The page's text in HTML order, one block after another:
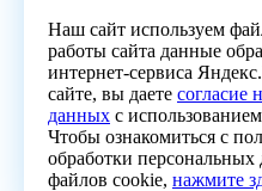
Наш сайт используем
работы сайта данные
интернет-сервиса
сайте, вы даете согласие
данных с
Чтобы ознакомиться с
обработки
файлов cookie, нажмите